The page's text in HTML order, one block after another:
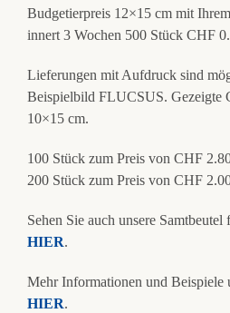
Budgetierpreis 12×15 cm mit
innert 3 Wochen 500 Stück CHF
Lieferungen mit Aufdruck sind
Beispielbild FLUCSUS. Gezeigte
10×15 cm.
100 Stück zum Preis von CHF
200 Stück zum Preis von CHF
Sehen Sie auch unsere Samtbeutel
HIER.
Mehr Informationen und Beispiele
HIER.